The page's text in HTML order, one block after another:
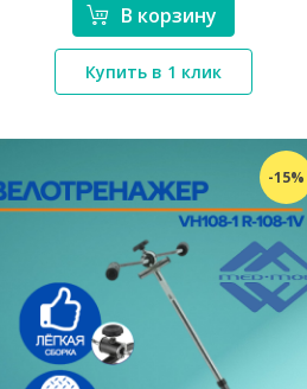
*}
В корзину
Купить в 1 клик
-15%